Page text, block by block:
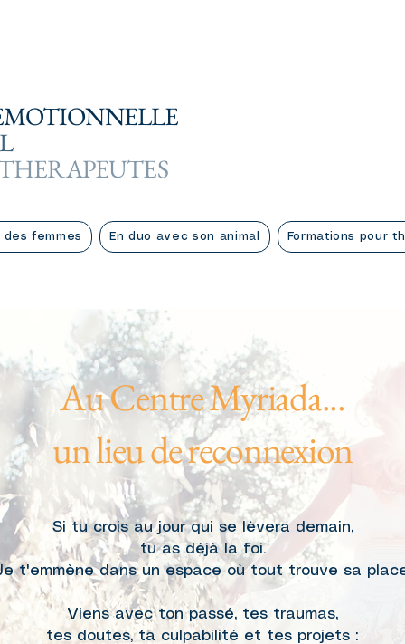
femmes En duo avec son animal Formations pour
Si tu crois au jour qui se lèvera demain,
tu as déjà la foi.
t'emmène dans un espace où tout trouve sa
Viens avec ton passé, tes traumas,
tes doutes,ta culpabilité et tes projets :
Au Centre Myriada...
un lieu de reconnexion